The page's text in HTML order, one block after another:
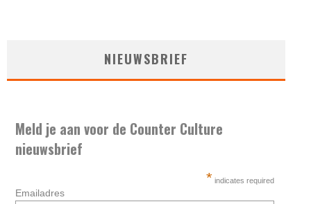
NIEUWSBRIEF
Meld je aan voor de Counter Culture
nieuwsbrief
* indicates required
Emailadres